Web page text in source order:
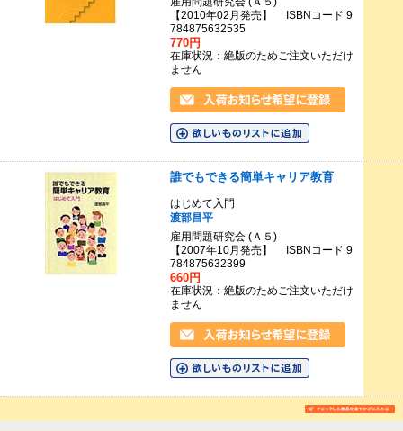
【2010年02月発売】 ISBNコード 9
784875632535
770円
在庫状況：絶版のためご注文いただけ
ません
誰でもできる簡単キャリア教育
はじめて入門
渡部昌平
雇用問題研究会 (Ａ５)
【2007年10月発売】 ISBNコード 9
784875632399
660円
在庫状況：絶版のためご注文いただけ
ません